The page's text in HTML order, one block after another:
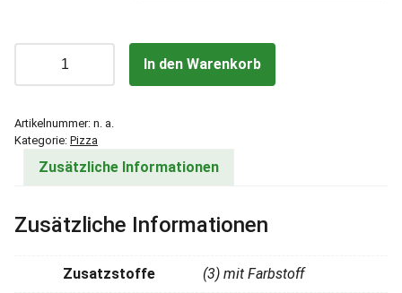
g
h
t
In den Warenkorb
Artikelnummer: n. a.
Kategorie: Pizza
Zusätzliche Informationen
Zusätzliche Informationen
Zusatzstoffe (3) mit Farbstoff